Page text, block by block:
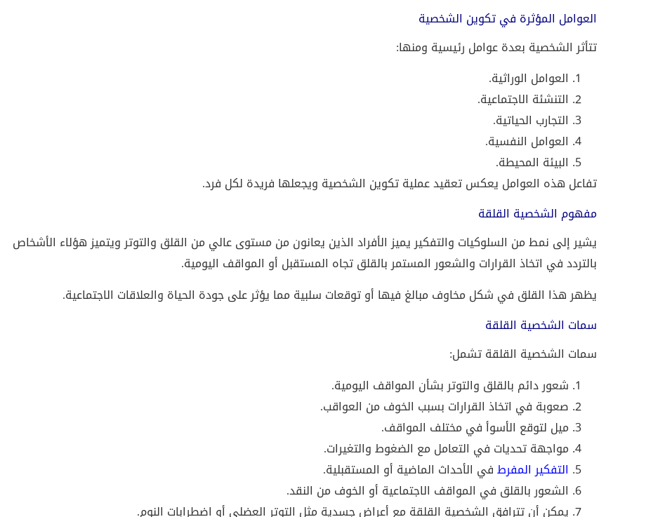
العوامل المؤثرة في تكوين الشخصية
تتأثر الشخصية بعدة عوامل رئيسية ومنها:
العوامل الوراثية.
التنشئة الاجتماعية.
التجارب الحياتية.
العوامل النفسية.
البيئة المحيطة.
تفاعل هذه العوامل يعكس تعقيد عملية تكوين الشخصية ويجعلها فريدة لكل فرد.
مفهوم الشخصية القلقة
يشير إلى نمط من السلوكيات والتفكير يميز الأفراد الذين يعانون من مستوى عالي من القلق والتوتر ويتميز هؤلاء الأشخاص
بالتردد في اتخاذ القرارات والشعور المستمر بالقلق تجاه المستقبل أو المواقف اليومية.
يظهر هذا القلق في شكل مخاوف مبالغ فيها أو توقعات سلبية مما يؤثر على جودة الحياة والعلاقات الاجتماعية.
سمات الشخصية القلقة
سمات الشخصية القلقة تشمل:
شعور دائم بالقلق والتوتر بشأن المواقف اليومية.
صعوبة في اتخاذ القرارات بسبب الخوف من العواقب.
ميل لتوقع الأسوأ في مختلف المواقف.
مواجهة تحديات في التعامل مع الضغوط والتغيرات.
التفكير المفرطفي الأحداث الماضية أو المستقبلية.
الشعور بالقلق في المواقف الاجتماعية أو الخوف من النقد.
يمكن أن تترافق الشخصية القلقة مع أعراض جسدية مثل التوتر العضلي أو اضطرابات النوم.